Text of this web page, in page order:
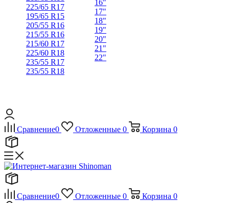
225/65 R17
195/65 R15
205/55 R16
215/55 R16
215/60 R17
225/60 R18
235/55 R17
235/55 R18
16"
17"
18"
19"
20"
21"
22"
Сравнение0 Отложенные 0 Корзина 0
Сравнение0 Отложенные 0 Корзина 0